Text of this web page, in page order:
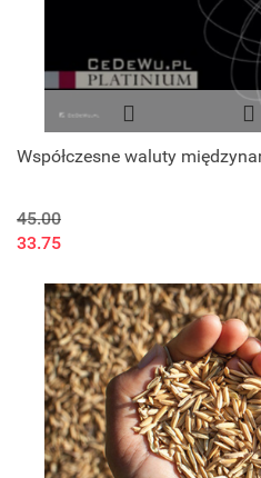
Współczesne waluty
45.00
33.75